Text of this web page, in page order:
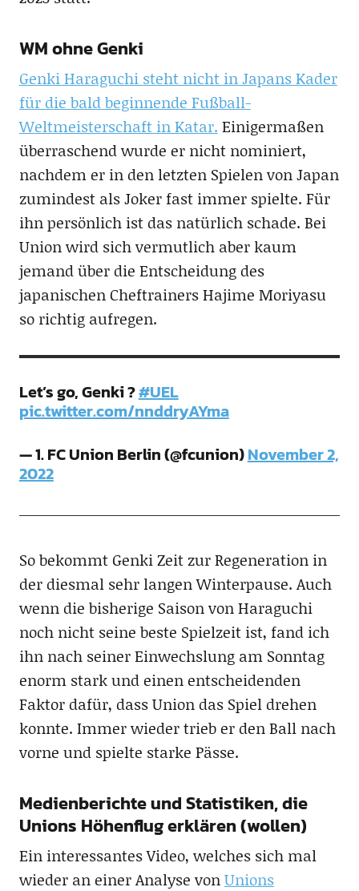
WM ohne Genki
Genki Haraguchi steht nicht in Japans Kader
für die bald beginnende Fußball-
Weltmeisterschaft in Katar. Einigermaßen
überraschend wurde er nicht nominiert,
nachdem er in den letzten Spielen von Japan
zumindest als Joker fast immer spielte. Für
ihn persönlich ist das natürlich schade. Bei
Union wird sich vermutlich aber kaum
jemand über die Entscheidung des
japanischen Cheftrainers Hajime Moriyasu
so richtig aufregen.
Let’s go, Genki ?#UEL
pic.twitter.com/nnddryAYma
— 1. FC Union Berlin (@fcunion)November 2,
2022
So bekommt Genki Zeit zur Regeneration in
der diesmal sehr langen Winterpause. Auch
wenn die bisherige Saison von Haraguchi
noch nicht seine beste Spielzeit ist, fand ich
ihn nach seiner Einwechslung am Sonntag
enorm stark und einen entscheidenden
Faktor dafür, dass Union das Spiel drehen
konnte. Immer wieder trieb er den Ball nach
vorne und spielte starke Pässe.
Medienberichte und Statistiken, die
Unions Höhenflug erklären (wollen)
Ein interessantes Video, welches sich mal
wieder an einer Analyse vonUnions